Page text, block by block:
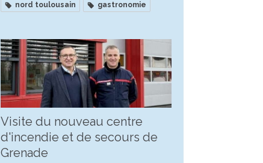
nord toulousain
gastronomie
Visite du nouveau centre
d'incendie et de secours de
Grenade